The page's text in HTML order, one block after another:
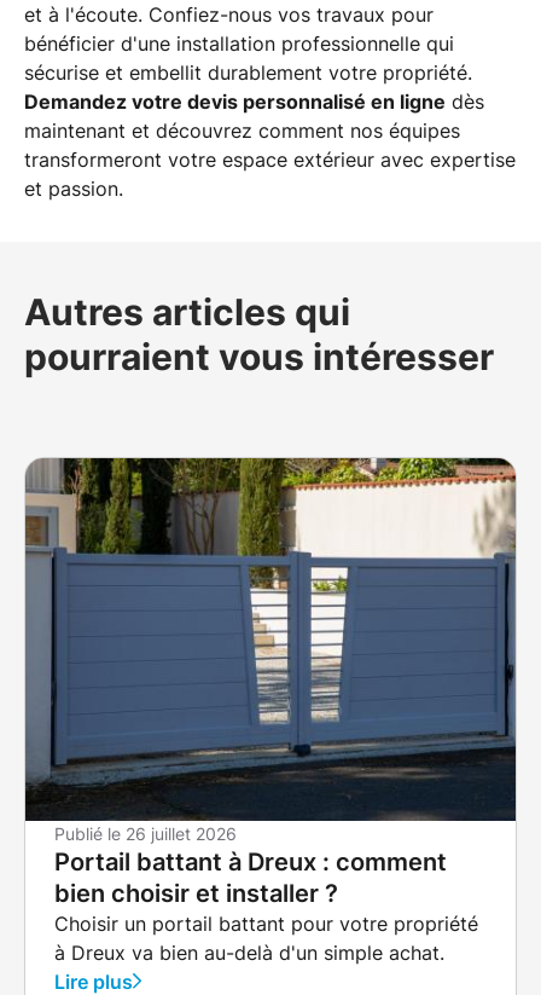
et à l'écoute. Confiez-nous vos travaux pour
bénéficier d'une installation professionnelle qui
sécurise et embellit durablement votre propriété.
Demandez votre devis personnalisé en ligne dès
maintenant et découvrez comment nos équipes
transformeront votre espace extérieur avec expertise
et passion.
Autres articles qui
pourraient vous intéresser
Publié le 26 juillet 2026
Portail battant à Dreux : comment
bien choisir et installer ?
Choisir un portail battant pour votre propriété
à Dreux va bien au-delà d'un simple achat.
Lire plus